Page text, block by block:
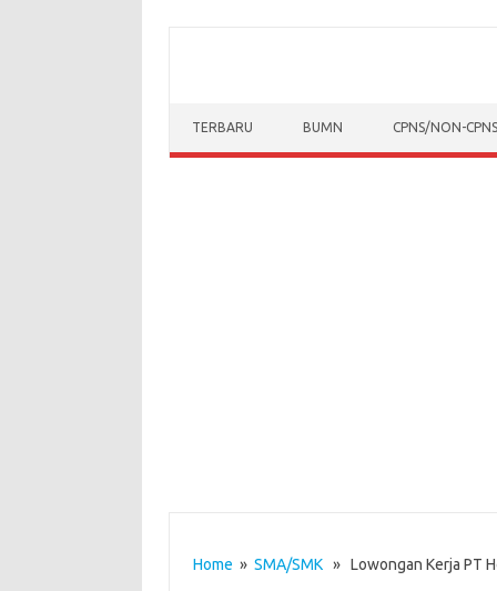
TERBARU BUMN CPNS/NON-CPNS
Home » SMA/SMK» Lowongan Kerja PT